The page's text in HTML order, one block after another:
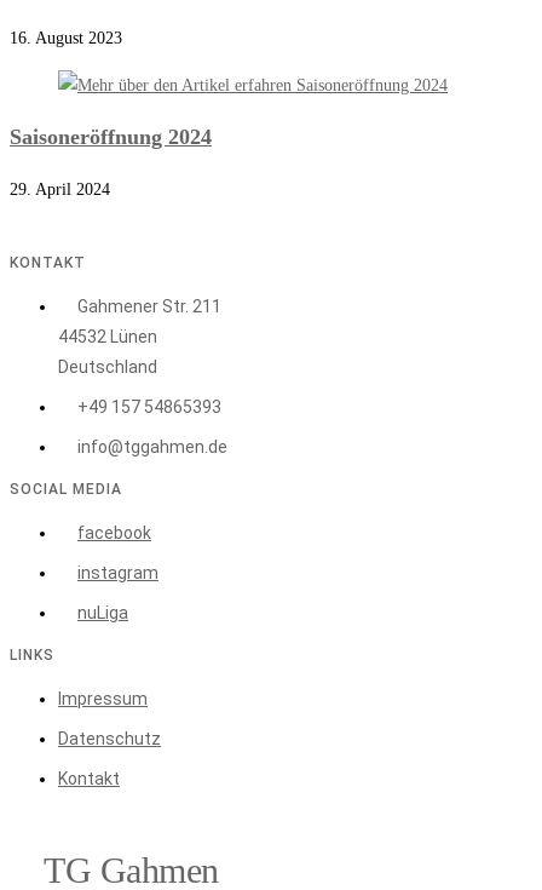
16. August 2023
Saisoneröffnung 2024
29. April 2024
KONTAKT
Gahmener Str. 211
44532 Lünen
Deutschland
+49 157 54865393
info@tggahmen.de
SOCIAL MEDIA
facebook
instagram
nuLiga
LINKS
Impressum
Datenschutz
Kontakt
TG Gahmen